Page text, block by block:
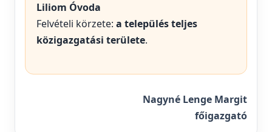
Liliom Óvoda
Felvételi körzete: a település teljes
közigazgatási területe.
Nagyné Lenge Margit
főigazgató